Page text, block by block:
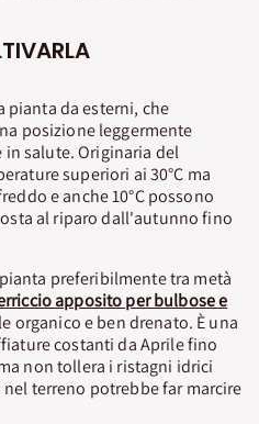
da esterni, che
posizione leggermente
in salute. Originaria del
superiori ai 30°C ma
e anche 10°C possono
al riparo dall'autunno fino
preferibilmente tra metà
apposito per bulbose e
organico e ben drenato. È una
costanti da Aprile fino
non tollera i ristagni idrici
terreno potrebbe far marcire